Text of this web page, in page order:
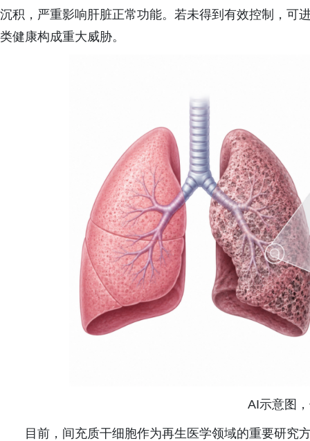
沉积，严重影响肝脏正常功能。若未得到有效控制，可
类健康构成重大威胁。
AI示意图
目前，间充质干细胞作为再生医学领域的重要研究